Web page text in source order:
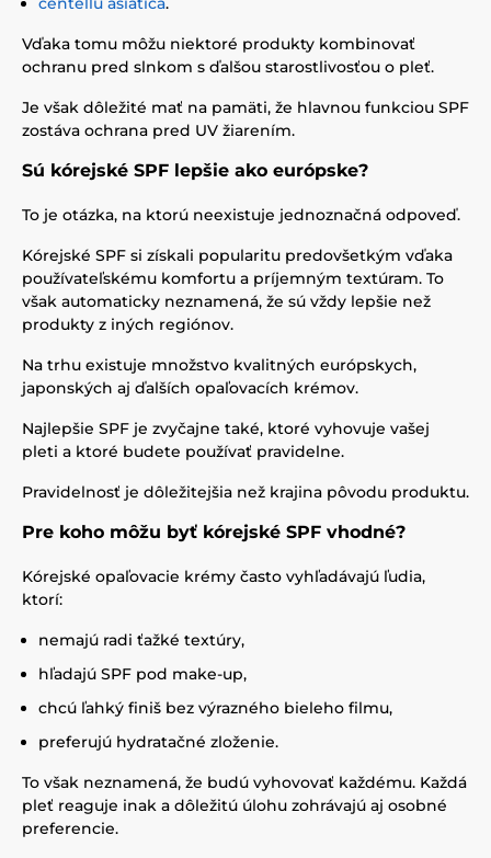
Vďaka tomu môžu niektoré produkty kombinovať
ochranu pred slnkom s ďalšou starostlivosťou o pleť.
Je však dôležité mať na pamäti, že hlavnou funkciou SPF
zostáva ochrana pred UV žiarením.
Sú kórejské SPF lepšie ako európske?
To je otázka, na ktorú neexistuje jednoznačná odpoveď.
Kórejské SPF si získali popularitu predovšetkým vďaka
používateľskému komfortu a príjemným textúram. To
však automaticky neznamená, že sú vždy lepšie než
produkty z iných regiónov.
Na trhu existuje množstvo kvalitných európskych,
japonských aj ďalších opaľovacích krémov.
Najlepšie SPF je zvyčajne také, ktoré vyhovuje vašej
pleti a ktoré budete používať pravidelne.
Pravidelnosť je dôležitejšia než krajina pôvodu produktu.
Pre koho môžu byť kórejské SPF vhodné?
Kórejské opaľovacie krémy často vyhľadávajú ľudia,
ktorí:
nemajú radi ťažké textúry,
hľadajú SPF pod make-up,
chcú ľahký finiš bez výrazného bieleho filmu,
preferujú hydratačné zloženie.
To však neznamená, že budú vyhovovať každému. Každá
pleť reaguje inak a dôležitú úlohu zohrávajú aj osobné
preferencie.